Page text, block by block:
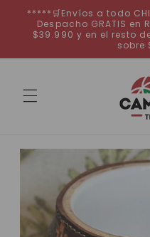
directamente
al contenido
*****🛒Envíos a todo
Despacho GRATIS en
$39.990 y en el resto
sobre
directamente
a la
información
del producto